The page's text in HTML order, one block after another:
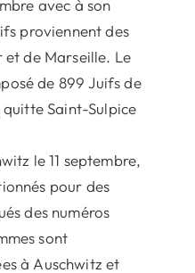
avec à son
proviennent des
de Marseille. Le
de 899 Juifs de
Saint-Sulpice
le 11 septembre,
pour des
des numéros
sont
à Auschwitz et